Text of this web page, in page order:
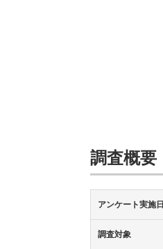
調査概要
アンケート実施日
調査対象